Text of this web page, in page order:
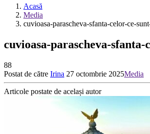
Acasă
Media
cuvioasa-parascheva-sfanta-celor-ce-
cuvioasa-parascheva-
88
Postat de către Irina 27 octombrie 2025Media
Articole postate de același autor